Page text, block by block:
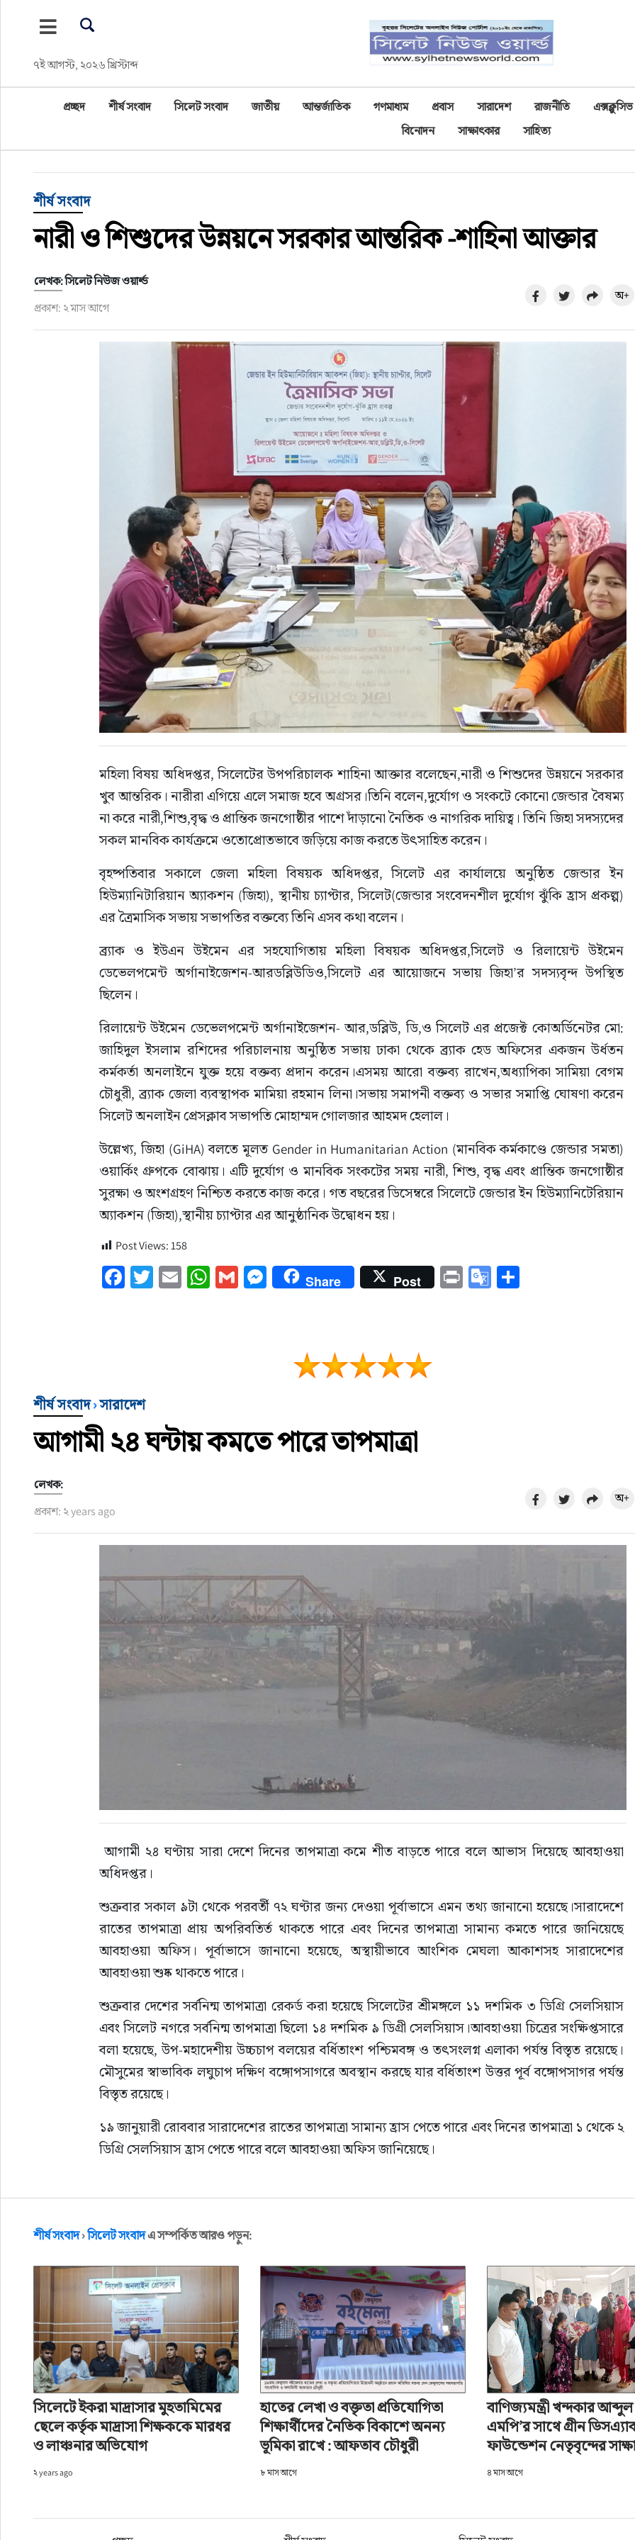
৭ই আগস্ট, ২০২৬ খ্রিস্টাব্দ
আন্তর্জাতিক
গণমাধ্যম
প্রবাস
সারাদেশ
প্রচ্ছদ শীর্ষ সংবাদ সিলেট সংবাদ জাতীয় আন্তর্জাতিক গণমাধ্যম প্রবাস সারাদেশ রাজনীতি
এক্সক্লুসিভ
বিনোদন
সাক্ষাৎকার সাহিত্য
শীর্ষ সংবাদ
নারী ও শিশুদের উন্নয়নে সরকার আন্তরিক -শাহিনা আক্তার
লেখক: সিলেট নিউজ ওয়ার্ল্ড
প্রকাশ: ২ মাস আগে
অ+
মহিলা বিষয় অধিদপ্তর, সিলেটের উপপরিচালক শাহিনা আক্তার বলেছেন,নারী ও শিশুদের উন্নয়নে সরকার
খুব আন্তরিক। নারীরা এগিয়ে এলে সমাজ হবে অগ্রসর।তিনি বলেন,দুর্যোগ ও সংকটে কোনো জেন্ডার বৈষম্য
না করে নারী,শিশু,বৃদ্ধ ও প্রান্তিক জনগোষ্ঠীর পাশে দাঁড়ানো নৈতিক ও নাগরিক দায়িত্ব। তিনি জিহা সদস্যদের
সকল মানবিক কার্যক্রমে ওতোপ্রোতভাবে জড়িয়ে কাজ করতে উৎসাহিত করেন।
বৃহষ্পতিবার সকালে জেলা মহিলা বিষয়ক অধিদপ্তর, সিলেট এর কার্যালয়ে অনুষ্ঠিত জেন্ডার ইন
হিউম্যানিটারিয়ান অ্যাকশন (জিহা), স্থানীয় চ্যাপ্টার, সিলেট(জেন্ডার সংবেদনশীল দুর্যোগ ঝুঁকি হ্রাস প্রকল্প)
এর ত্রৈমাসিক সভায় সভাপতির বক্তব্যে তিনি এসব কথা বলেন।
ব্র্যাক ও ইউএন উইমেন এর সহযোগিতায় মহিলা বিষয়ক অধিদপ্তর,সিলেট ও রিলায়েন্ট উইমেন
ডেভেলপমেন্ট অর্গানাইজেশন-আরডব্লিউডিও,সিলেট এর আয়োজনে সভায় জিহা’র সদস্যবৃন্দ উপস্থিত
ছিলেন।
রিলায়েন্ট উইমেন ডেভেলপমেন্ট অর্গানাইজেশন- আর,ডব্লিউ, ডি,ও সিলেট এর প্রজেক্ট কোঅর্ডিনেটর মো:
জাহিদুল ইসলাম রশিদের পরিচালনায় অনুষ্ঠিত সভায় ঢাকা থেকে ব্র্যাক হেড অফিসের একজন উর্ধতন
কর্মকর্তা অনলাইনে যুক্ত হয়ে বক্তব্য প্রদান করেন।এসময় আরো বক্তব্য রাখেন,অধ্যাপিকা সামিয়া বেগম
চৌধুরী, ব্র্যাক জেলা ব্যবস্থাপক মামিয়া রহমান লিনা।সভায় সমাপনী বক্তব্য ও সভার সমাপ্তি ঘোষণা করেন
সিলেট অনলাইন প্রেসক্লাব সভাপতি মোহাম্মদ গোলজার আহমদ হেলাল।
উল্লেখ্য, জিহা (GiHA) বলতে মূলত Gender in Humanitarian Action (মানবিক কর্মকাণ্ডে জেন্ডার সমতা)
ওয়ার্কিং গ্রুপকে বোঝায়। এটি দুর্যোগ ও মানবিক সংকটের সময় নারী, শিশু, বৃদ্ধ এবং প্রান্তিক জনগোষ্ঠীর
সুরক্ষা ও অংশগ্রহণ নিশ্চিত করতে কাজ করে। গত বছরের ডিসেম্বরে সিলেটে জেন্ডার ইন হিউম্যানিটেরিয়ান
অ্যাকশন (জিহা),স্থানীয় চ্যাপ্টার এর আনুষ্ঠানিক উদ্বোধন হয়।
Post Views:158
Facebook
Twitter
EmailWhatsApp
GmailMessenger
Share Post PrintGoogle
শীর্ষ সংবাদ›সারাদেশ
আগামী ২৪ ঘন্টায় কমতে পারে তাপমাত্রা
লেখক:
প্রকাশ: ২ years ago
অ+
আগামী ২৪ ঘণ্টায় সারা দেশে দিনের তাপমাত্রা কমে শীত বাড়তে পারে বলে আভাস দিয়েছে আবহাওয়া
অধিদপ্তর।
শুক্রবার সকাল ৯টা থেকে পরবর্তী ৭২ ঘণ্টার জন্য দেওয়া পূর্বাভাসে এমন তথ্য জানানো হয়েছে।সারাদেশে
রাতের তাপমাত্রা প্রায় অপরিবতির্ত থাকতে পারে এবং দিনের তাপমাত্রা সামান্য কমতে পারে জানিয়েছে
আবহাওয়া অফিস। পূর্বাভাসে জানানো হয়েছে, অস্থায়ীভাবে আংশিক মেঘলা আকাশসহ সারাদেশের
আবহাওয়া শুষ্ক থাকতে পারে।
শুক্রবার দেশের সর্বনিন্ম তাপমাত্রা রেকর্ড করা হয়েছে সিলেটের শ্রীমঙ্গলে ১১ দশমিক ৩ ডিগ্রি সেলসিয়াস
এবং সিলেট নগরে সর্বনিন্ম তাপমাত্রা ছিলো ১৪ দশমিক ৯ ডিগ্রী সেলসিয়াস।আবহাওয়া চিত্রের সংক্ষিপ্তসারে
বলা হয়েছে, উপ-মহাদেশীয় উচ্চচাপ বলয়ের বর্ধিতাংশ পশ্চিমবঙ্গ ও তৎসংলগ্ন এলাকা পর্যন্ত বিস্তৃত রয়েছে।
মৌসুমের স্বাভাবিক লঘুচাপ দক্ষিণ বঙ্গোপসাগরে অবস্থান করছে যার বর্ধিতাংশ উত্তর পূর্ব বঙ্গোপসাগর পর্যন্ত
বিস্তৃত রয়েছে।
১৯ জানুয়ারী রোববার সারাদেশের রাতের তাপমাত্রা সামান্য হ্রাস পেতে পারে এবং দিনের তাপমাত্রা ১ থেকে ২
ডিগ্রি সেলসিয়াস হ্রাস পেতে পারে বলে আবহাওয়া অফিস জানিয়েছে।
শীর্ষ সংবাদ›সিলেট সংবাদ
গোলাপগঞ্জ উপজেলায় ব্র্যাকের অবহিতকরণ সভা অনুষ্ঠিত
লেখক: সিলেট নিউজ ওয়ার্ল্ড
প্রকাশ: ২ years ago
অ+
শীর্ষ সংবাদ›সিলেট সংবাদএ সম্পর্কিত আরও পড়ুন:
সিলেটে ইকরা মাদ্রাসার মুহতামিমের
ছেলে কর্তৃক মাদ্রাসা শিক্ষককে মারধর
ও লাঞ্চনার অভিযোগ
২ years ago
হাতের লেখা ও বক্তৃতা প্রতিযোগিতা
শিক্ষার্থীদের নৈতিক বিকাশে অনন্য
ভূমিকা রাখে : আফতাব চৌধুরী
৮ মাস আগে
বাণিজ্যমন্ত্রী খন্দকার
এমপি’র সাথে গ্রীন
ফাউন্ডেশন নেতৃবৃন্দের
৪ মাস আগে